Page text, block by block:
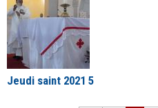
Jeudi saint 2021 5